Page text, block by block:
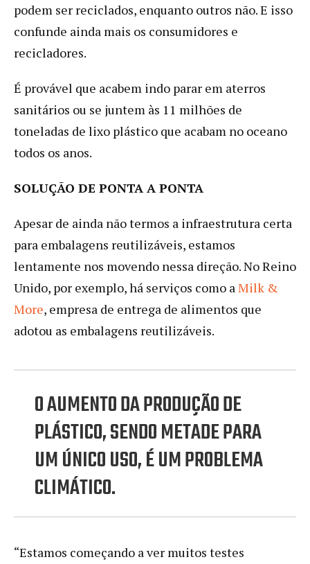
podem ser reciclados, enquanto outros não. E isso
confunde ainda mais os consumidores e
recicladores.
É provável que acabem indo parar em aterros
sanitários ou se juntem às 11 milhões de
toneladas de lixo plástico que acabam no oceano
todos os anos.
SOLUÇÃO DE PONTA A PONTA
Apesar de ainda não termos a infraestrutura certa
para embalagens reutilizáveis, estamos
lentamente nos movendo nessa direção. No Reino
Unido, por exemplo, há serviços como aMilk &
More, empresa de entrega de alimentos que
adotou as embalagens reutilizáveis.
O AUMENTO DA PRODUÇÃO DE
PLÁSTICO, SENDO METADE PARA
UM ÚNICO USO, É UM PROBLEMA
CLIMÁTICO.
“Estamos começando a ver muitos testes